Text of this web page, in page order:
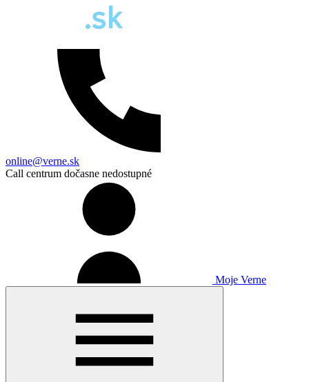
online@verne.sk
Call centrum dočasne nedostupné
Moje Verne